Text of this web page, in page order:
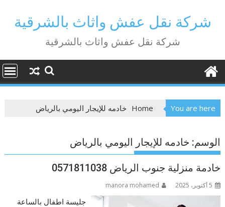
contentشركة نقل عفش واثاث بالشرقية
شركة نقل عفش واثاث بالشرقية
You are here
Home خادمه للإيجار اليومي بالرياض
الوسم: خادمه للإيجار اليومي بالرياض
خادمة منزلية جنوب الرياض 0571811038
5 أكتوبر، 2025 manora mohamed
جليسة اطفال بالساعة